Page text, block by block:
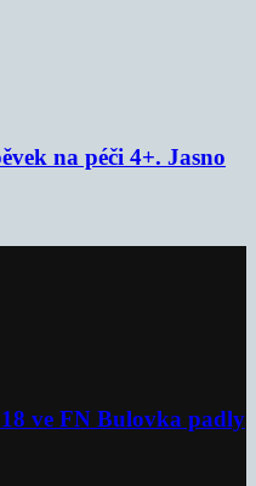
na péči 4+. Jasno
ve FN Bulovka padly